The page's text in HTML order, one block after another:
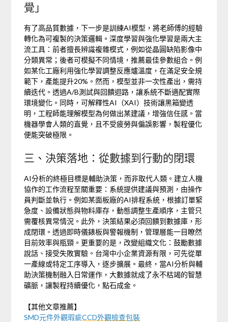
覺」
有了高品質數據，下一步是訓練AI模型，將老師傅的經驗
轉化為可複製的決策邏輯。深度學習與強化學習是兩大主
流工具：前者擅長辨識複雜模式，例如從晶圓缺陷影像中
分類異常；後者可模擬不同情境，推薦最佳參數組合。例
如某化工廠利用強化學習調整反應爐溫度，在滿足安全規
範下，產能提升20%。然而，模型並非一次性產出，需持
續迭代。透過A/B測試與回饋迴路，讓系統不斷適配實際
環境變化。同時，可解釋性AI（XAI）技術讓黑箱變透
明，工程師能理解模型為何做出某建議，增強信任感。當
機器學會人類的直覺，且不受疲勞與偏誤影響，製程優化
便能突破極限。
三、決策落地：從數據到行動的閉環
AI分析的終極目標是輔助決策，而非取代人類。建立人機
協作的工作流程至關重要：系統提供建議與預測，由操作
員判斷並執行。例如某面板廠的AI排程系統，根據訂單緊
急度、設備狀態與物料庫存，動態調整生產順序，主管只
需覆核異常情況。此外，決策結果必須回饋到數據庫，形
成閉環。透過即時儀錶板與警報機制，管理層能一目瞭然
目前效率與瓶頸。更重要的是，改變組織文化：鼓勵數據
說話、接受失敗實驗。台灣中小企業資源有限，可先從單
一產線或特定工序導入，逐步擴展。最終，當AI分析與輔
助決策機制融入日常運作，大數據就成了永不枯竭的智慧
礦脈，讓製程持續優化，點石成金。
【其他文章推薦】
SMD元件外觀瑕疵CCD外觀檢查包裝